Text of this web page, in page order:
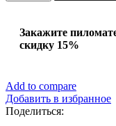
Закажите
скидку 15%
Add to compare
Добавить в избранное
Поделиться: